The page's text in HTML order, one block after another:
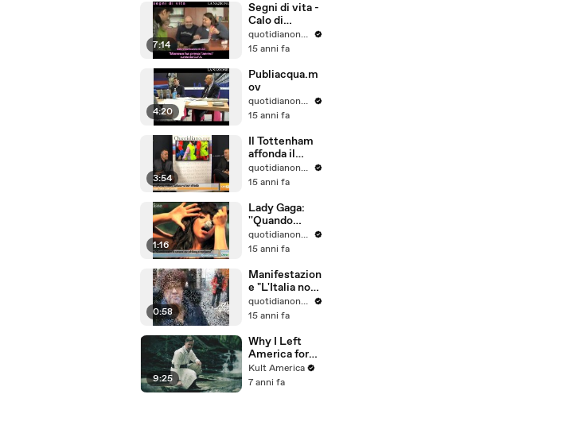
7:14
Segni di vita -
Calo di
domande per
le adozioni
quotidianonet quotidianonet
15 anni fa
4:20
Publiacqua.m
ov
quotidianonet quotidianonet
15 anni fa
3:54
Il Tottenham
affonda il
Milan,
Gattuso va
quotidianonet quotidianonet
15 anni fa
1:16
Lady Gaga:
''Quando
scrivo le
canzoni uso
marijuana''
quotidianonet quotidianonet
15 anni fa
0:58
Manifestazion
e "L'Italia non
è un bordello"
a Firenze
quotidianonet quotidianonet
15 anni fa
9:25
Why I Left
America for
Poland #2
[Kult
Kult America
7 anni fa